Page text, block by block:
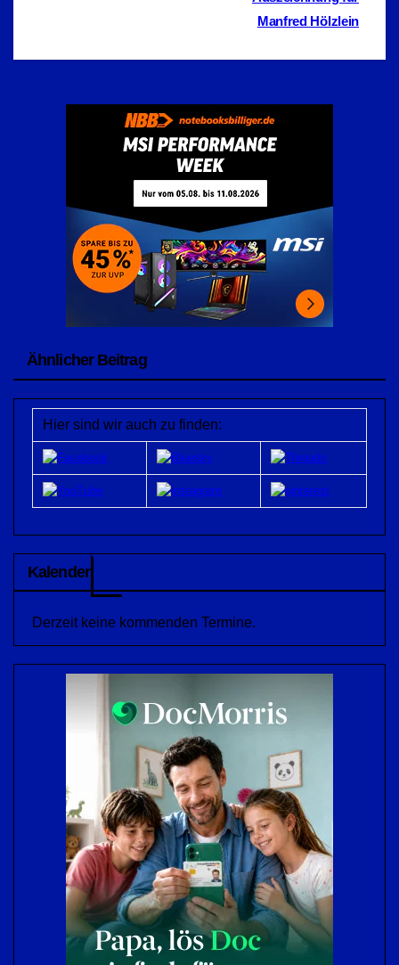
Manfred Hölzlein
Ähnlicher Beitrag
Hier sind wir auch zu finden:
Kalender
Derzeit keine kommenden Termine.